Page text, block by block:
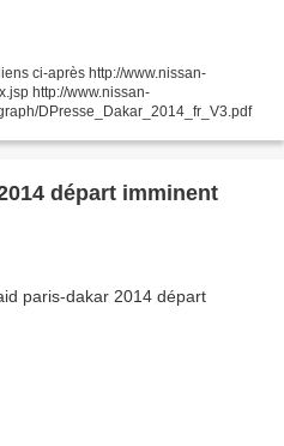
ci-après http://www.nissan-
http://www.nissan-
DPresse_Dakar_2014_fr_V3.pdf
départ imminent